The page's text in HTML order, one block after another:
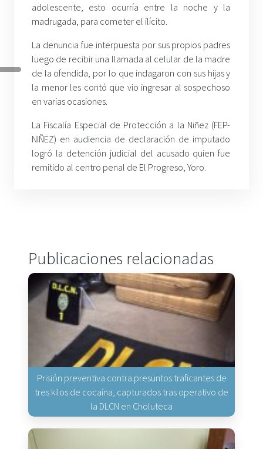
adolescente, esto ocurría entre la noche y la
madrugada, para cometer el ilícito.
La denuncia fue interpuesta por sus propios padres
luego de recibir una llamada al celular de la madre
de la ofendida, por lo que indagaron con sus hijas y
la menor les contó que vio ingresar al sospechoso
en varias ocasiones.
La Fiscalía Especial de Protección a la Niñez (FEP-
NIÑEZ) en audiencia de declaración de imputado
logró la detención judicial del acusado quien fue
remitido al centro penal de El Progreso, Yoro.
Publicaciones relacionadas
Prisión preventiva contra presuntos traficantes de
tres kilos de cocaína, capturados tras operativo de
la DLCN en Choluteca